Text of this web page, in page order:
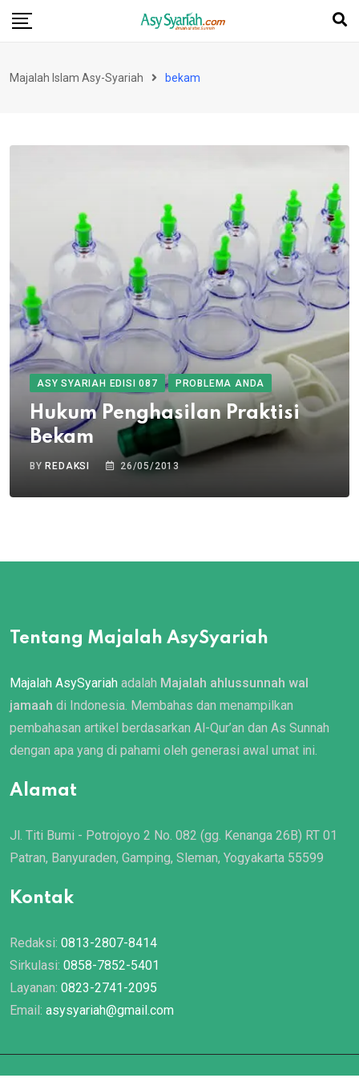
Skip
Majalah Islam Asy-Syariah bekam
ASY SYARIAH EDISI 087 PROBLEMA ANDA
Hukum Penghasilan Praktisi
Bekam
BY REDAKSI 26/05/2013
Tentang Majalah AsySyariah
Majalah AsySyariah adalah Majalah ahlussunnah wal
jamaah di Indonesia. Membahas dan menampilkan
pembahasan artikel berdasarkan Al-Qur’an dan As Sunnah
dengan apa yang di pahami oleh generasi awal umat ini.
Alamat
Jl. Titi Bumi - Potrojoyo 2 No. 082 (gg. Kenanga 26B) RT 01
Patran, Banyuraden, Gamping, Sleman, Yogyakarta 55599
Kontak
Redaksi: 0813-2807-8414
Sirkulasi: 0858-7852-5401
Layanan: 0823-2741-2095
Email: asysyariah@gmail.com